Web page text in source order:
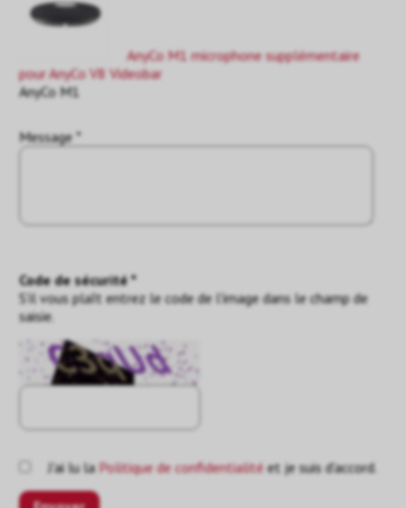
AnyCo M1 microphone supplémentaire
pour AnyCo V8 Videobar
AnyCo M1
Message *
Code de sécurité *
S'il vous plaît entrez le code de l'image dans le champ de
saisie.
J'ai lu laPolitique de confidentialitéet je suis d'accord.